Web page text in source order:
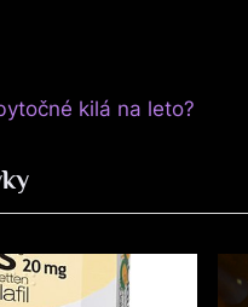
kilá na leto?